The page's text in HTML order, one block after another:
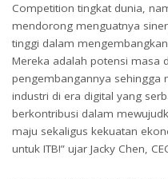
Competition tingkat dunia,
mendorong menguatnya
tinggi dalam
Mereka adalah potensi masa
pengembangannya sehingga
industri di era digital yang
berkontribusi dalam
maju sekaligus kekuatan
untuk ITB!” ujar Jacky Chen,